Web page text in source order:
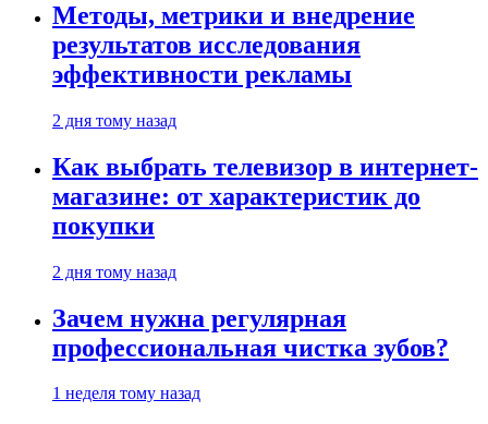
Методы, метрики и внедрение
результатов исследования
эффективности рекламы
2 дня тому назад
Как выбрать телевизор в интернет-
магазине: от характеристик до
покупки
2 дня тому назад
Зачем нужна регулярная
профессиональная чистка зубов?
1 неделя тому назад